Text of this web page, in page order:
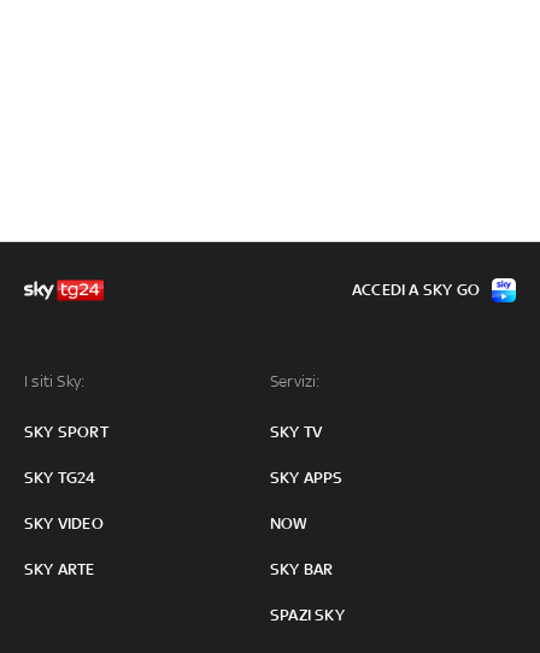
I siti Sky:
SKY SPORT
SKY TG24
SKY VIDEO
SKY ARTE
Servizi:
SKY TV
SKY APPS
NOW
SKY BAR
SPAZI SKY
ACCEDI A SKY GO